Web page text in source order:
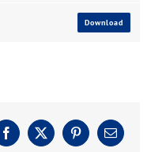
Download
Facebook
X PinterestE-